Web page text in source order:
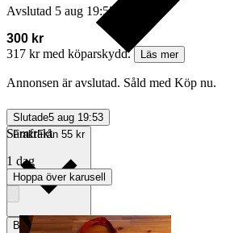
Avslutad 5 aug 19:53
300 kr
317 kr med köparskydd.
Läs mer
Annonsen är avslutad. Såld med Köp nu.
Slutade5 aug 19:53
FraktFrån 55 kr
Betalning Via Tradera
Samfrakt
1 dag
Hoppa över karusell